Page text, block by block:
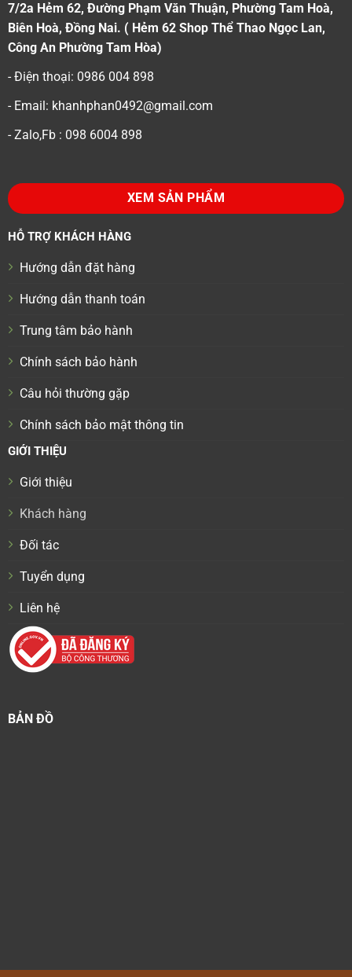
7/2a Hẻm 62, Đường Phạm Văn Thuận, Phường Tam Hoà,
Biên Hoà, Đồng Nai. ( Hẻm 62 Shop Thể Thao Ngọc Lan,
Công An Phường Tam Hòa)
- Điện thoại: 0986 004 898
- Email: khanhphan0492@gmail.com
- Zalo,Fb : 098 6004 898
XEM SẢN PHẨM
HỖ TRỢ KHÁCH HÀNG
Hướng dẫn đặt hàng
Hướng dẫn thanh toán
Trung tâm bảo hành
Chính sách bảo hành
Câu hỏi thường gặp
Chính sách bảo mật thông tin
GIỚI THIỆU
Giới thiệu
Khách hàng
Đối tác
Tuyển dụng
Liên hệ
BẢN ĐỒ